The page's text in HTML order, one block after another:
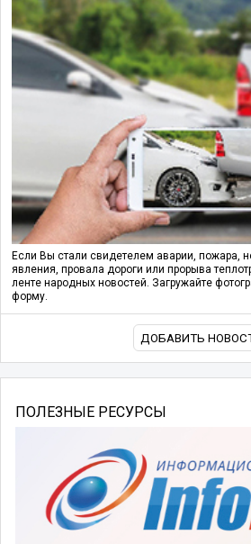
Если Вы стали свидетелем аварии, пожара,
явления, провала дороги или прорыва
ленте народных новостей. Загружайте
форму.
ДОБАВИТЬ
ПОЛЕЗНЫЕ РЕСУРСЫ